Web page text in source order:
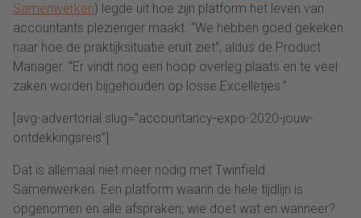
Samenwerken) legde uit hoe zijn platform het leven van
accountants plezieriger maakt. “We hebben goed gekeken
naar hoe de praktijksituatie eruit ziet”, aldus de Product
Manager. “Er vindt nog een hoop overleg plaats en te veel
zaken worden bijgehouden op losse Excelletjes.”
[avg-advertorial slug=”accountancy-expo-2020-jouw-
ontdekkingsreis”]
Dat is allemaal niet meer nodig met Twinfield
Samenwerken. Een platform waarin de hele tijdlijn is
opgenomen en alle afspraken; wie doet wat en wanneer?